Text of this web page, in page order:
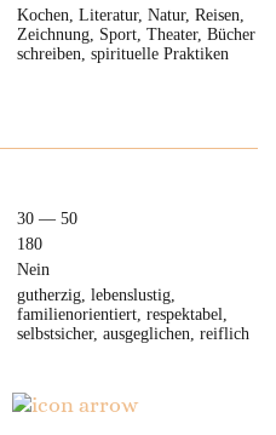
Kochen, Literatur, Natur, Reisen,
Zeichnung, Sport, Theater, Bücher
schreiben, spirituelle Praktiken
30 — 50
180
Nein
gutherzig, lebenslustig,
familienorientiert, respektabel,
selbstsicher, ausgeglichen, reiflich